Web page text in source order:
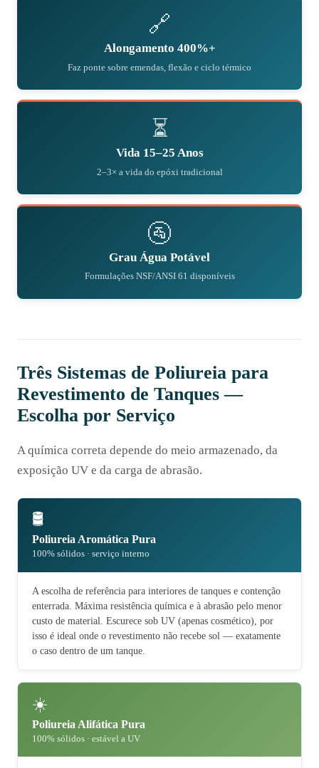
🔗
Alongamento 400%+
Faz ponte sobre emendas, flexão e ciclo térmico
⏳
Vida 15–25 Anos
2–3× a vida do epóxi tradicional
🚰
Grau Água Potável
Formulações NSF/ANSI 61 disponíveis
Três Sistemas de Poliureia para
Revestimento de Tanques —
Escolha por Serviço
A química correta depende do meio armazenado, da
exposição UV e da carga de abrasão.
🛢️
Poliureia Aromática Pura
100% sólidos · serviço interno
A escolha de referência para interiores de tanques e contenção
enterrada. Máxima resistência química e à abrasão pelo menor
custo de material. Escurece sob UV (apenas cosmético), por
isso é ideal onde o revestimento não recebe sol — exatamente
o caso dentro de um tanque.
☀️
Poliureia Alifática Pura
100% sólidos · estável a UV